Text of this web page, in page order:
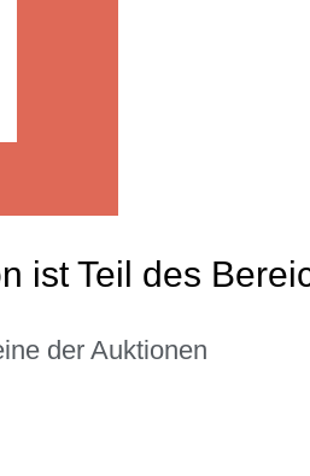
ist Teil des
der Auktionen